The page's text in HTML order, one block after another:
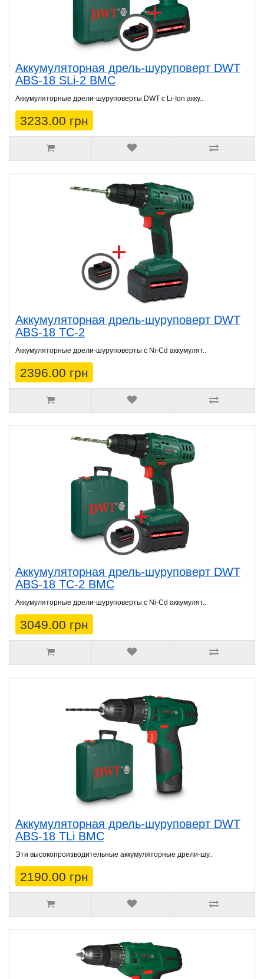
Аккумуляторная дрель-шуруповерт DWT
ABS-18 SLi-2 BMC
Аккумуляторные дрели-шуруповерты DWT с Li-Ion акку..
3233.00 грн
Аккумуляторная дрель-шуруповерт DWT
ABS-18 TC-2
Аккумуляторные дрели-шуруповерты с Ni-Cd аккумулят..
2396.00 грн
Аккумуляторная дрель-шуруповерт DWT
ABS-18 TC-2 BMC
Аккумуляторные дрели-шуруповерты с Ni-Cd аккумулят..
3049.00 грн
Аккумуляторная дрель-шуруповерт DWT
ABS-18 TLi BMC
Эти высокопроизводительные аккумуляторные дрели-шу..
2190.00 грн